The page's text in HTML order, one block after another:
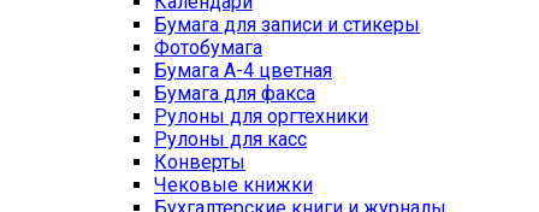
Бумага для записи и стикеры
Фотобумага
Бумага А-4 цветная
Бумага для факса
Рулоны для оргтехники
Рулоны для касс
Конверты
Чековые книжки